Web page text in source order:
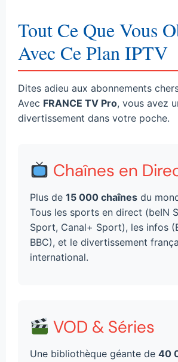
Tout Ce Que Vous
Avec Ce Plan IPTV
Dites adieu aux abonnements
Avec FRANCE TV Pro, vous avez
divertissement dans votre poche.
Chaînes en
Plus de 15 000 chaînes du
Tous les sports en direct (beIN
Sport, Canal+ Sport), les infos
BBC), et le divertissement
international.
VOD & Séries
Une bibliothèque géante de 40